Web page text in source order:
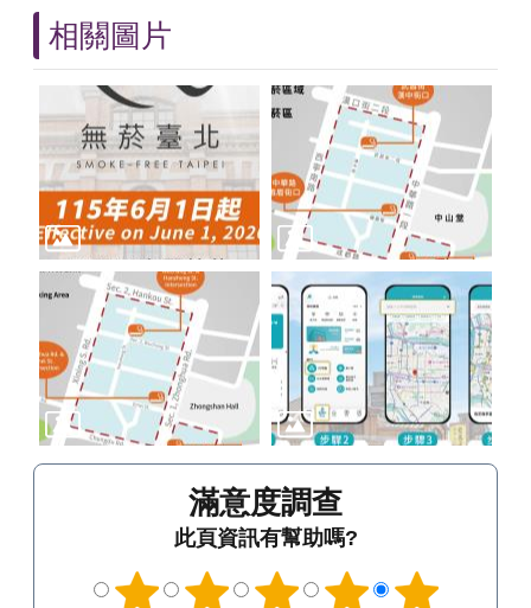
相關圖片
滿意度調查
此頁資訊有幫助嗎?